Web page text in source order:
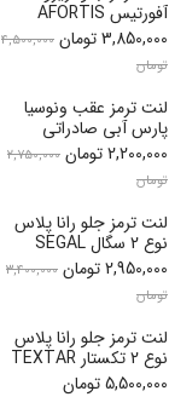
آفورتیس AFORTIS
3,850,000تومان 4,500,000
تومان
لنت ترمز عقب ونوسیا
پارس آبی صادراتی
(اصلی)
2,200,000تومان 2,750,000
تومان
لنت ترمز جلو رانا پلاس
نوع 2 سگال SEGAL
2,950,000تومان 3,400,000
تومان
لنت ترمز جلو رانا پلاس
نوع 2 تکستار TEXTAR
(اصلی)
5,500,000تومان